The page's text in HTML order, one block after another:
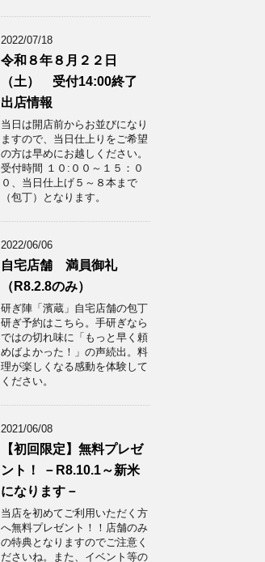
2022/07/18
令和８年８月２２日
（土） 受付14:00終了
出店情報
当日は開店前からお並びになり
ますので、当日仕上りをご希望
の方は早めにお越しください。
受付時間 １０:００～１５：０
０、当日仕上げ５～８本まで
（包丁）となります。
2022/06/06
自宅店舗 満員御礼
（R8.2.8のみ）
研ぎ陣「濱蔵」自宅店舗の包丁
研ぎ予約はこちら。手研ぎなら
ではの切れ味に「もっと早く頼
めばよかった！」の声続出。料
理が楽しくなる感動を体験して
ください。
2021/06/08
【初回限定】無料プレゼ
ント！ －R8.10.1～新米
になります－
当店を初めてご利用いただく方
へ無料プレゼント！！店舗のみ
の特典となりますのでご注意く
ださいね。また、イベント等の